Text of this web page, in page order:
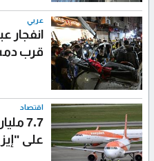
عربي
انفجار
قرب
اقتصاد
7.7
على